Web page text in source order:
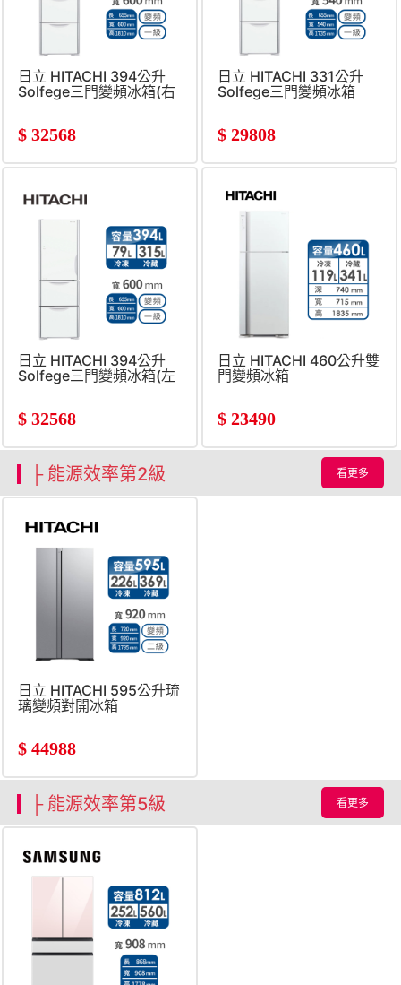
日立 HITACHI 394公升
Solfege三門變頻冰箱(右
$ 32568
日立 HITACHI 331公升
Solfege三門變頻冰箱
$ 29808
日立 HITACHI 394公升
Solfege三門變頻冰箱(左
$ 32568
日立 HITACHI 460公升雙
門變頻冰箱
$ 23490
├ 能源效率第2級 看更多
日立 HITACHI 595公升琉
璃變頻對開冰箱
$ 44988
├ 能源效率第5級 看更多